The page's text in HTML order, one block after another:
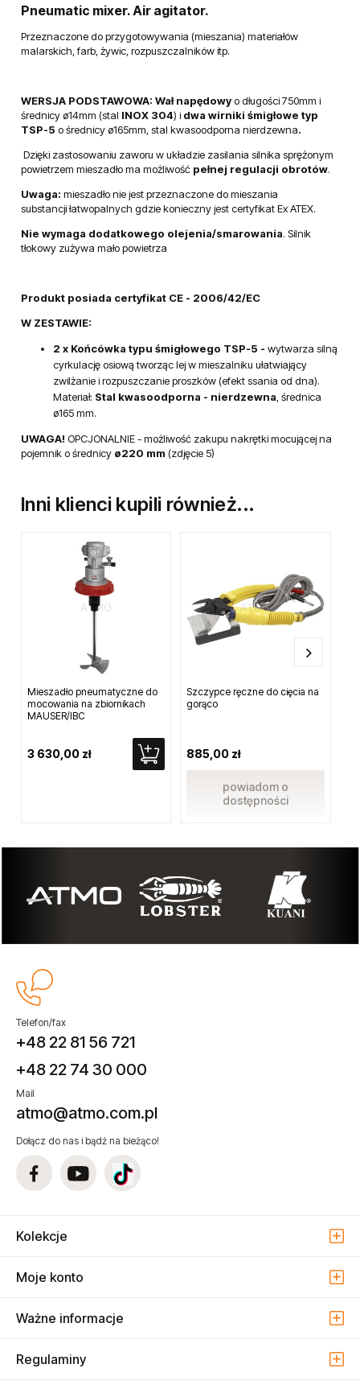
Pneumatic mixer. Air agitator.
Przeznaczone do przygotowywania (mieszania) materiałów
malarskich, farb, żywic, rozpuszczalników itp.
WERSJA PODSTAWOWA: Wałnapędowyo długości 750mm i
średnicy ø14mm (stal INOX 304) i dwa wirniki śmigłowe typ
TSP-5 o średnicy ø165mm, stal kwasoodporna nierdzewna.
Dzięki zastosowaniu zaworu w układzie zasilania silnika sprężonym
powietrzem mieszadło ma możliwość pełnej regulacji obrotów.
Uwaga: mieszadło nie jest przeznaczone do mieszania
substancjiłatwopalnych gdzie konieczny jest certyfikat Ex ATEX.
Nie wymaga dodatkowego olejenia/smarowania. Silnik
tłokowy zużywa mało powietrza
Produkt posiada certyfikat CE - 2006/42/EC
W ZESTAWIE:
2 x Końcówka typu śmigłowego TSP-5 - wytwarza silną
cyrkulację osiową tworząc lej w mieszalniku ułatwiający
zwilżanie i rozpuszczanie proszków (efekt ssania od dna).
Materiał: Stal kwasoodporna - nierdzewna , średnica
ø165 mm.
UWAGA! OPCJONALNIE - możliwość zakupu nakrętki mocującej na
pojemnik o średnicy ø220 mm (zdjęcie 5)
Inni klienci kupili również...
Mieszadło pneumatyczne do
mocowania na zbiornikach
MAUSER/IBC
3 630,00 zł
Szczypce ręczne do cięcia na
gorąco
885,00 zł
powiadom o
dostępności
Telefon/fax
+48 22 81 56 721
+48 22 74 30 000
Mail
atmo@atmo.com.pl
Dołącz do nas i bądź na bieżąco!
Kolekcje
Moje konto
Ważne informacje
Regulaminy